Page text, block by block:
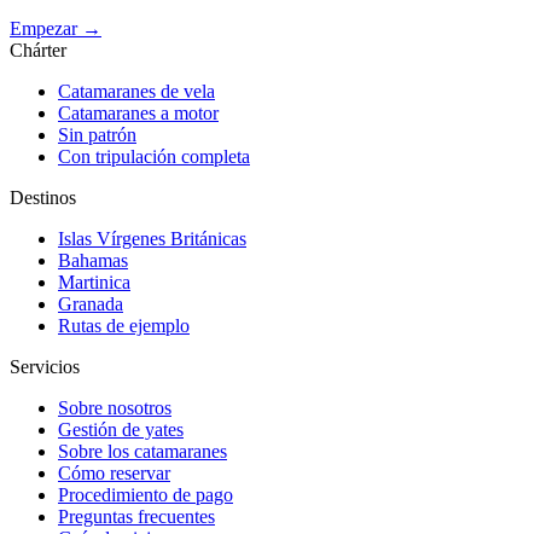
Empezar →
Chárter
Catamaranes de vela
Catamaranes a motor
Sin patrón
Con tripulación completa
Destinos
Islas Vírgenes Británicas
Bahamas
Martinica
Granada
Rutas de ejemplo
Servicios
Sobre nosotros
Gestión de yates
Sobre los catamaranes
Cómo reservar
Procedimiento de pago
Preguntas frecuentes